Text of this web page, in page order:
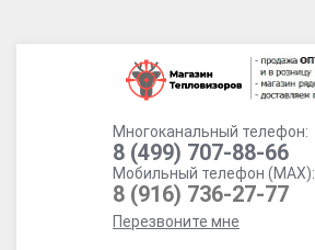
Многоканальный телефон:
8 (499) 707-88-66
Мобильный телефон (MAX):
8 (916) 736-27-77
Перезвоните мне